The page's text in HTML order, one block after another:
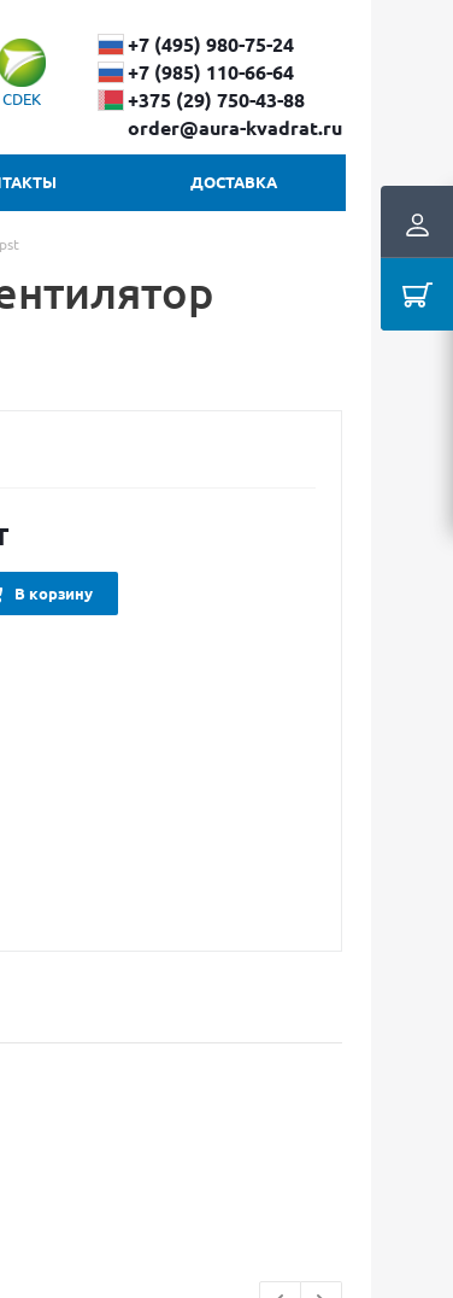
CDEK
+7 (495) 980-75-24
+7 (985) 110-66-64
+375 (29) ​750-43-88
order@aura-kvadrat.ru
ДОСТАВКА
В корзину